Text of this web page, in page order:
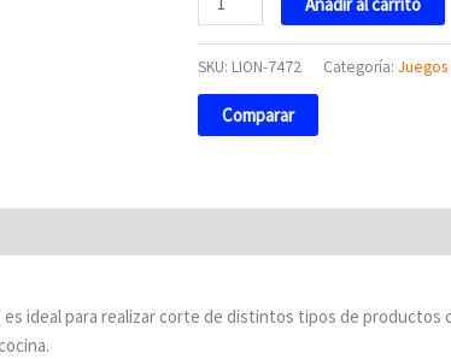
SKU: LION-7472 Categoría:
Comparar
ideal para realizar corte de distintos tipos de productos